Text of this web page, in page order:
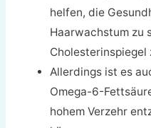
helfen, die
Haarwachstum zu
Cholesterinspiegel
Allerdings ist es
Omega-6-
hohem Verzehr